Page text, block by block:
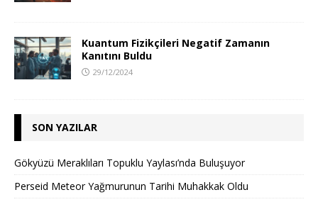
Kuantum Fizikçileri Negatif Zamanın
Kanıtını Buldu
29/12/2024
SON YAZILAR
Gökyüzü Meraklıları Topuklu Yaylası’nda Buluşuyor
Perseid Meteor Yağmurunun Tarihi Muhakkak Oldu